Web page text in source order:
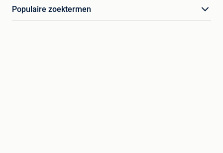
Populaire zoektermen